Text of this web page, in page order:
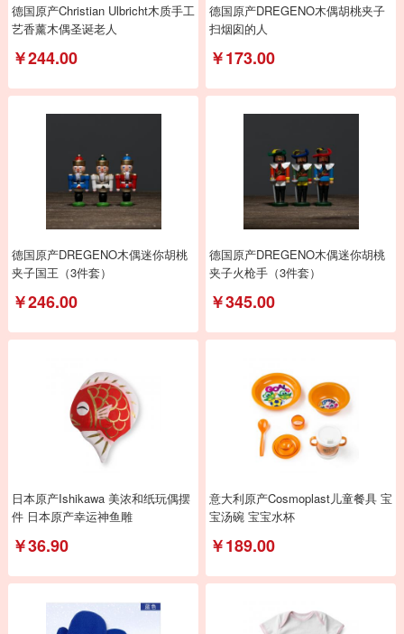
德国原产Christian Ulbricht木质手工
艺香薰木偶圣诞老人
￥244.00
德国原产DREGENO木偶胡桃夹子
扫烟囱的人
￥173.00
德国原产DREGENO木偶迷你胡桃
夹子国王（3件套）
￥246.00
德国原产DREGENO木偶迷你胡桃
夹子火枪手（3件套）
￥345.00
日本原产Ishikawa 美浓和纸玩偶摆
件 日本原产幸运神鱼雕
￥36.90
意大利原产Cosmoplast儿童餐具 宝
宝汤碗 宝宝水杯
￥189.00